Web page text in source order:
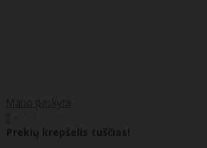
Mano paskyra
Prekių krepšelis tuščias!